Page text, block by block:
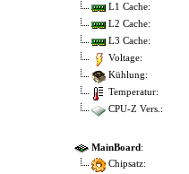
L1 Cache:
L2 Cache:
L3 Cache:
Voltage:
Kühlung:
Temperatur:
CPU-Z Vers.:
MainBoard:
Chipsatz: